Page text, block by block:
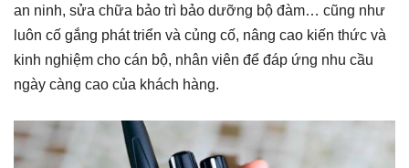
an ninh, sửa chữa bảo trì bảo dưỡng bộ đàm… cũng như
luôn cố gắng phát triển và củng cố, nâng cao kiến thức và
kinh nghiệm cho cán bộ, nhân viên để đáp ứng nhu cầu
ngày càng cao của khách hàng.